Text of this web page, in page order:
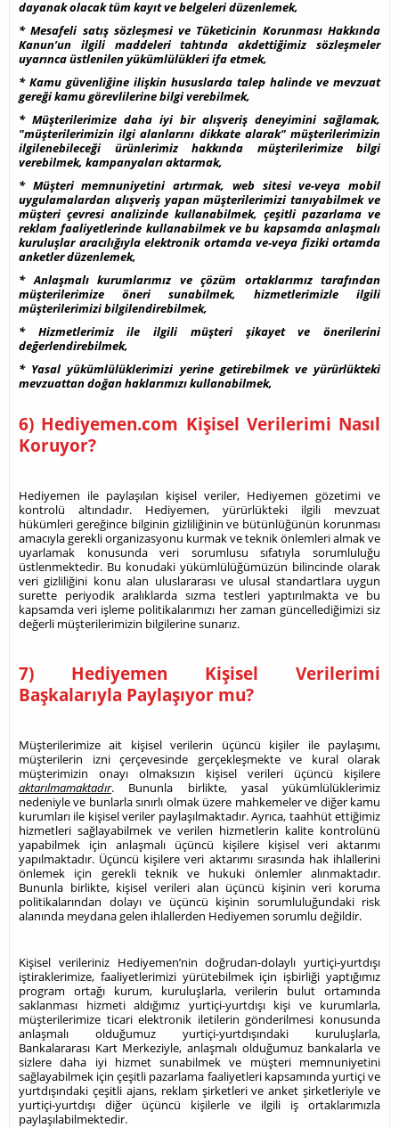
dayanak olacak tüm kayıt ve belgeleri düzenlemek,
* Mesafeli satış sözleşmesi ve Tüketicinin Korunması Hakkında
Kanun’un ilgili maddeleri tahtında akdettiğimiz sözleşmeler
uyarınca üstlenilen yükümlülükleri ifa etmek,
* Kamu güvenliğine ilişkin hususlarda talep halinde ve mevzuat
gereği kamu görevlilerine bilgi verebilmek,
* Müşterilerimize daha iyi bir alışveriş deneyimini sağlamak,
"müşterilerimizin ilgi alanlarını dikkate alarak" müşterilerimizin
ilgilenebileceği ürünlerimiz hakkında müşterilerimize bilgi
verebilmek, kampanyaları aktarmak,
* Müşteri memnuniyetini artırmak, web sitesi ve-veya mobil
uygulamalardan alışveriş yapan müşterilerimizi tanıyabilmek ve
müşteri çevresi analizinde kullanabilmek, çeşitli pazarlama ve
reklam faaliyetlerinde kullanabilmek ve bu kapsamda anlaşmalı
kuruluşlar aracılığıyla elektronik ortamda ve-veya fiziki ortamda
anketler düzenlemek,
* Anlaşmalı kurumlarımız ve çözüm ortaklarımız tarafından
müşterilerimize öneri sunabilmek, hizmetlerimizle ilgili
müşterilerimizi bilgilendirebilmek,
* Hizmetlerimiz ile ilgili müşteri şikayet ve önerilerini
değerlendirebilmek,
* Yasal yükümlülüklerimizi yerine getirebilmek ve yürürlükteki
mevzuattan doğan haklarımızı kullanabilmek,
6) Hediyemen.com Kişisel Verilerimi Nasıl
Koruyor?
Hediyemen ile paylaşılan kişisel veriler, Hediyemen gözetimi ve
kontrolü altındadır. Hediyemen, yürürlükteki ilgili mevzuat
hükümleri gereğince bilginin gizliliğinin ve bütünlüğünün korunması
amacıyla gerekli organizasyonu kurmak ve teknik önlemleri almak ve
uyarlamak konusunda veri sorumlusu sıfatıyla sorumluluğu
üstlenmektedir. Bu konudaki yükümlülüğümüzün bilincinde olarak
veri gizliliğini konu alan uluslararası ve ulusal standartlara uygun
surette periyodik aralıklarda sızma testleri yaptırılmakta ve bu
kapsamda veri işleme politikalarımızı her zaman güncellediğimizi siz
değerli müşterilerimizin bilgilerine sunarız.
7) Hediyemen Kişisel Verilerimi
Başkalarıyla Paylaşıyor mu?
Müşterilerimize ait kişisel verilerin üçüncü kişiler ile paylaşımı,
müşterilerin izni çerçevesinde gerçekleşmekte ve kural olarak
müşterimizin onayı olmaksızın kişisel verileri üçüncü kişilere
aktarılmamaktadır. Bununla birlikte, yasal yükümlülüklerimiz
nedeniyle ve bunlarla sınırlı olmak üzere mahkemeler ve diğer kamu
kurumları ile kişisel veriler paylaşılmaktadır. Ayrıca, taahhüt ettiğimiz
hizmetleri sağlayabilmek ve verilen hizmetlerin kalite kontrolünü
yapabilmek için anlaşmalı üçüncü kişilere kişisel veri aktarımı
yapılmaktadır. Üçüncü kişilere veri aktarımı sırasında hak ihlallerini
önlemek için gerekli teknik ve hukuki önlemler alınmaktadır.
Bununla birlikte, kişisel verileri alan üçüncü kişinin veri koruma
politikalarından dolayı ve üçüncü kişinin sorumluluğundaki risk
alanında meydana gelen ihlallerden Hediyemen sorumlu değildir.
Kişisel verileriniz Hediyemen’nin doğrudan-dolaylı yurtiçi-yurtdışı
iştiraklerimize, faaliyetlerimizi yürütebilmek için işbirliği yaptığımız
program ortağı kurum, kuruluşlarla, verilerin bulut ortamında
saklanması hizmeti aldığımız yurtiçi-yurtdışı kişi ve kurumlarla,
müşterilerimize ticari elektronik iletilerin gönderilmesi konusunda
anlaşmalı olduğumuz yurtiçi-yurtdışındaki kuruluşlarla,
Bankalararası Kart Merkeziyle, anlaşmalı olduğumuz bankalarla ve
sizlere daha iyi hizmet sunabilmek ve müşteri memnuniyetini
sağlayabilmek için çeşitli pazarlama faaliyetleri kapsamında yurtiçi ve
yurtdışındaki çeşitli ajans, reklam şirketleri ve anket şirketleriyle ve
yurtiçi-yurtdışı diğer üçüncü kişilerle ve ilgili iş ortaklarımızla
paylaşılabilmektedir.